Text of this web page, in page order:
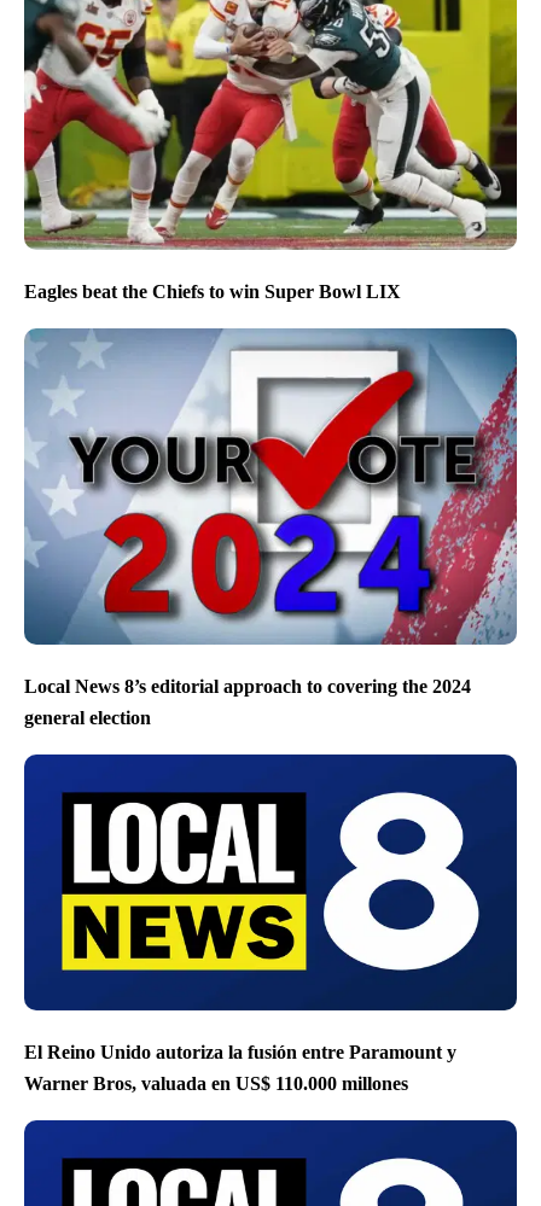
Eagles beat the Chiefs to win Super Bowl LIX
Local News 8’s editorial approach to covering the 2024
general election
El Reino Unido autoriza la fusión entre Paramount y
Warner Bros, valuada en US$ 110.000 millones